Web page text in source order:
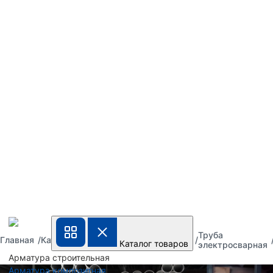
Каталог товаров
Арматура строительная
Арматура композитная
Главная Каталог
Труба
металлическая
стальная
Труба
электросварная